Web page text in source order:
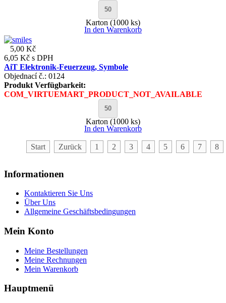
Karton (1000 ks)
In den Warenkorb
5,00 Kč
6,05 Kč s DPH
AiT Elektronik-Feuerzeug, Symbole
Objednací č.: 0124
Produkt Verfügbarkeit:
COM_VIRTUEMART_PRODUCT_NOT_AVAILABLE
Karton (1000 ks)
In den Warenkorb
Start Zurück 1 2 3 4 5 6 7 8
Informationen
Kontaktieren Sie Uns
Über Uns
Allgemeine Geschäftsbedingungen
Mein Konto
Meine Bestellungen
Meine Rechnungen
Mein Warenkorb
Hauptmenü